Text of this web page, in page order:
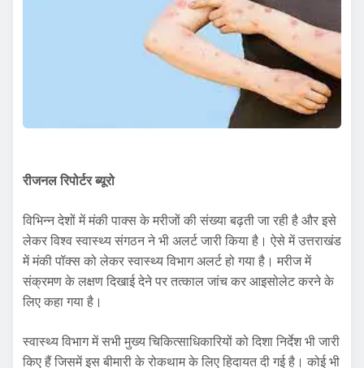
रीजनल रिपोर्टर ब्यूरो
विभिन्न देशों में मंकी पाक्स के मरीजों की संख्या बढ़ती जा रही है और इसे
लेकर विश्व स्वास्थ्य संगठन ने भी अलर्ट जारी किया है। ऐसे में उत्तराखंड
में मंकी पॉक्स को लेकर स्वास्थ्य विभाग अलर्ट हो गया है। मरीज में
संक्रमण के लक्षण दिखाई देने पर तत्काल जांच कर आइसोलेट करने के
लिए कहा गया है।
स्वास्थ्य विभाग में सभी मुख्य चिकित्साधिकारियों को दिशा निर्देश भी जारी
किए हैं जिसमें इस बीमारी के रोकथाम के लिए हिदायत दी गई है। कोई भी